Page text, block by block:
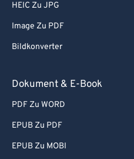
HEIC Zu JPG
Image Zu PDF
Bildkonverter
Dokument & E-Book
PDF Zu WORD
EPUB Zu PDF
EPUB Zu MOBI